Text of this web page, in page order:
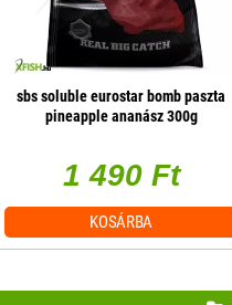
sbs soluble eurostar bomb paszta
pineapple ananász 300g
1 490 Ft
KOSÁRBA